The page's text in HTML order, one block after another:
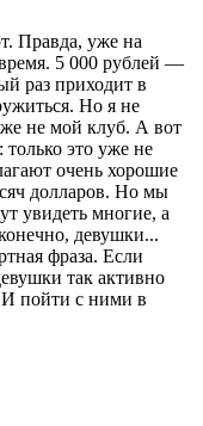
Правда, уже на
5 000 рублей —
раз приходит в
Но я не
не мой клуб. А вот
только это уже не
очень хорошие
долларов. Но мы
увидеть многие, а
девушки...
фраза. Если
так активно
И пойти с ними в